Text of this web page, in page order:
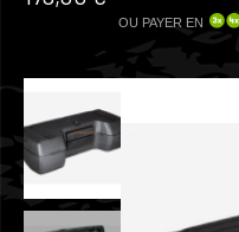
OU PAYER EN